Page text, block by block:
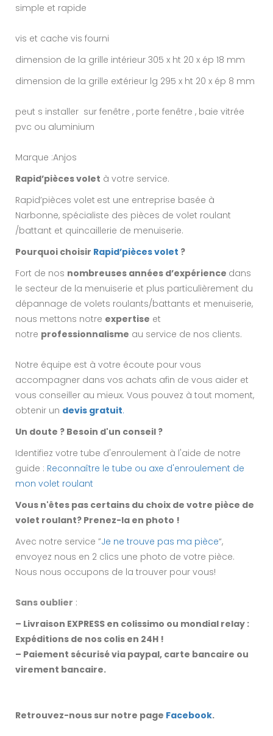
simple et rapide
vis et cache vis fourni
dimension de la grille intérieur 305 x ht 20 x ép 18 mm
dimension de la grille extérieur lg 295 x ht 20 x ép 8 mm
peut s installer sur fenêtre , porte fenêtre , baie vitrée
pvc ou aluminium
Marque :Anjos
Rapid’pièces volet à votre service.
Rapid’pièces volet est une entreprise basée à
Narbonne, spécialiste des pièces de volet roulant
/battant et quincaillerie de menuiserie.
Pourquoi choisir Rapid’pièces volet ?
Fort de nos nombreuses années d’expérience dans
le secteur de la menuiserie et plus particulièrement du
dépannage de volets roulants/battants et menuiserie,
nous mettons notre expertise et
notre professionnalisme au service de nos clients.
Notre équipe est à votre écoute pour vous
accompagner dans vos achats afin de vous aider et
vous conseiller au mieux. Vous pouvez à tout moment,
obtenir un devis gratuit.
Un doute ? Besoin d'un conseil ?
Identifiez votre tube d'enroulement à l'aide de notre
guide : Reconnaître le tube ou axe d'enroulement de
mon volet roulant
Vous n'êtes pas certains du choix de votre pièce de
volet roulant? Prenez-la en photo !
Avec notre service ”Je ne trouve pas ma pièce“,
envoyez nous en 2 clics une photo de votre pièce.
Nous nous occupons de la trouver pour vous!
Sans oublier :
– Livraison EXPRESS en colissimo ou mondial relay :
Expéditions de nos colis en 24H !
– Paiement sécurisé via paypal, carte bancaire ou
virement bancaire.
Retrouvez-nous sur notre page Facebook.